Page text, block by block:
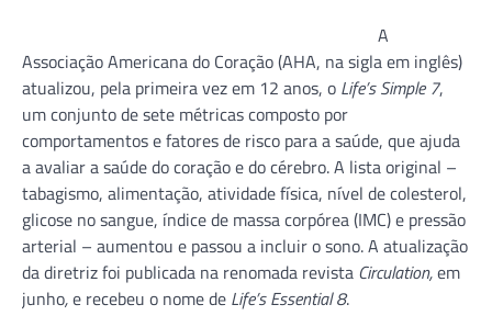
A
Associação Americana do Coração (AHA, na sigla em inglês)
atualizou, pela primeira vez em 12 anos, o Life’s Simple 7,
um conjunto de sete métricas composto por
comportamentos e fatores de risco para a saúde, que ajuda
a avaliar a saúde do coração e do cérebro. A lista original –
tabagismo, alimentação, atividade física, nível de colesterol,
glicose no sangue, índice de massa corpórea (IMC) e pressão
arterial – aumentou e passou a incluir o sono. A atualização
da diretriz foi publicada na renomada revista Circulation,em
junho,e recebeu o nome de Life’s Essential 8.